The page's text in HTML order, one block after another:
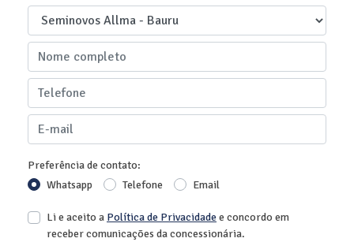
Preferência de contato:
Whatsapp
Telefone Email
Li e aceito a Política de Privacidadee concordo em
receber comunicações da concessionária.